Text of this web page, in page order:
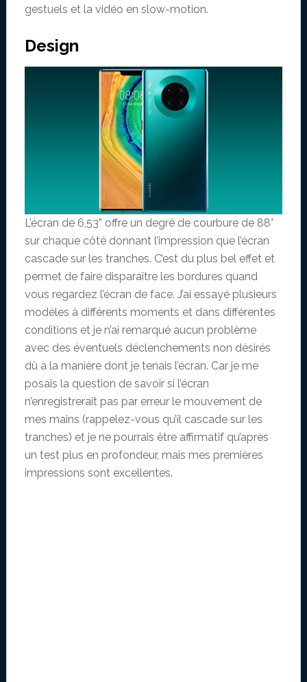
gestuels et la vidéo en slow-motion.
Design
L’écran de 6,53” offre un degré de courbure de 88°
sur chaque côté donnant l’impression que l’écran
cascade sur les tranches. C’est du plus bel effet et
permet de faire disparaître les bordures quand
vous regardez l’écran de face. J’ai essayé plusieurs
modèles à différents moments et dans différentes
conditions et je n’ai remarqué aucun problème
avec des éventuels déclenchements non désirés
dû à la manière dont je tenais l’écran. Car je me
posais la question de savoir si l’écran
n’enregistrerait pas par erreur le mouvement de
mes mains (rappelez-vous qu’il cascade sur les
tranches) et je ne pourrais être affirmatif qu’après
un test plus en profondeur, mais mes premières
impressions sont excellentes.